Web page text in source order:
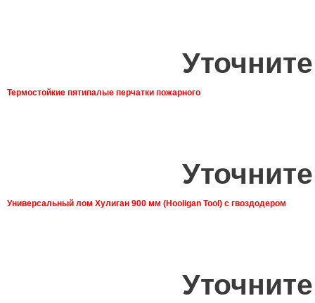
Термостойкие пятипалые перчатки пожарного
Универсальный лом Хулиган 900 мм (Hooligan Tool) с гвоздодером